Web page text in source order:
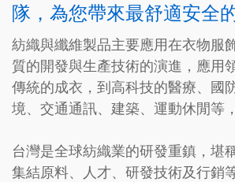
隊，為您帶來最舒適安全
紡織與纖維製品主要應用在衣物服
質的開發與生產技術的演進，應用
傳統的成衣，到高科技的醫療、國
境、交通通訊、建築、運動休閒等
台灣是全球紡織業的研發重鎮，堪
集結原料、人才、研發技術及行銷